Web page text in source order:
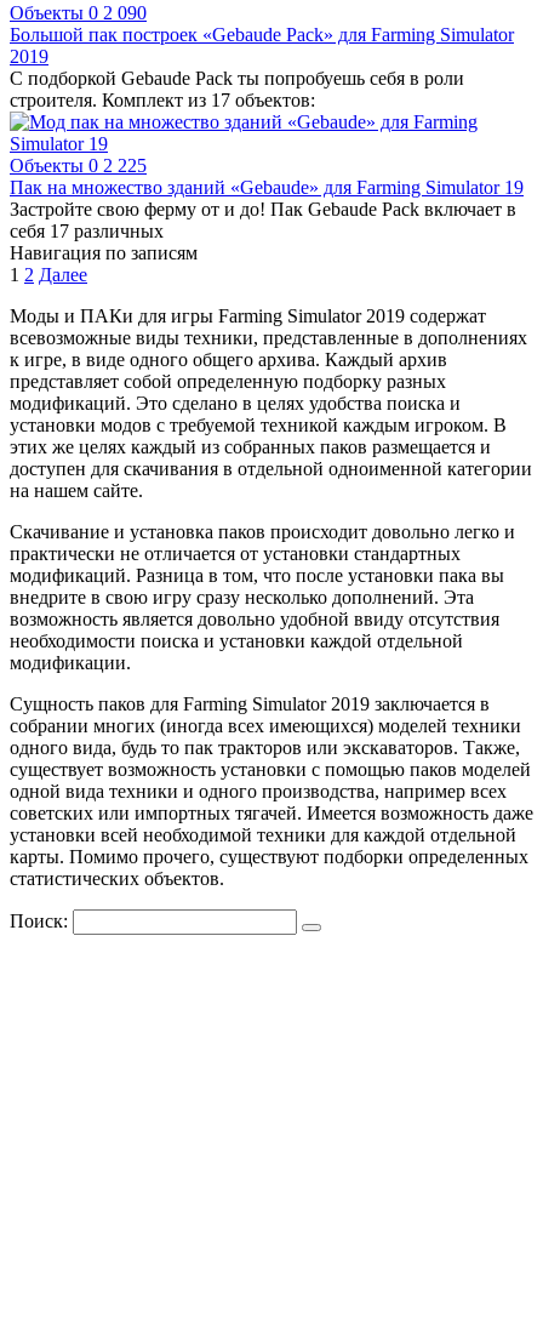
Объекты 0 2 090
Большой пак построек «Gebaude Pack» для Farming Simulator
2019
С подборкой Gebaude Pack ты попробуешь себя в роли
строителя. Комплект из 17 объектов:
Объекты 0 2 225
Пак на множество зданий «Gebaude» для Farming Simulator 19
Застройте свою ферму от и до! Пак Gebaude Pack включает в
себя 17 различных
Навигация по записям
1 2 Далее
Моды и ПАКи для игры Farming Simulator 2019 содержат
всевозможные виды техники, представленные в дополнениях
к игре, в виде одного общего архива. Каждый архив
представляет собой определенную подборку разных
модификаций. Это сделано в целях удобства поиска и
установки модов с требуемой техникой каждым игроком. В
этих же целях каждый из собранных паков размещается и
доступен для скачивания в отдельной одноименной категории
на нашем сайте.
Скачивание и установка паков происходит довольно легко и
практически не отличается от установки стандартных
модификаций. Разница в том, что после установки пака вы
внедрите в свою игру сразу несколько дополнений. Эта
возможность является довольно удобной ввиду отсутствия
необходимости поиска и установки каждой отдельной
модификации.
Сущность паков для Farming Simulator 2019 заключается в
собрании многих (иногда всех имеющихся) моделей техники
одного вида, будь то пак тракторов или экскаваторов. Также,
существует возможность установки с помощью паков моделей
одной вида техники и одного производства, например всех
советских или импортных тягачей. Имеется возможность даже
установки всей необходимой техники для каждой отдельной
карты. Помимо прочего, существуют подборки определенных
статистических объектов.
Поиск: